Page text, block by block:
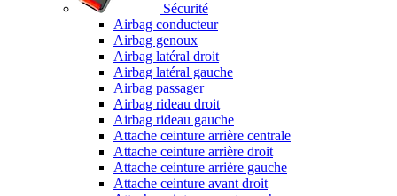
Sécurité
Airbag conducteur
Airbag genoux
Airbag latéral droit
Airbag latéral gauche
Airbag passager
Airbag rideau droit
Airbag rideau gauche
Attache ceinture arrière centrale
Attache ceinture arrière droit
Attache ceinture arrière gauche
Attache ceinture avant droit